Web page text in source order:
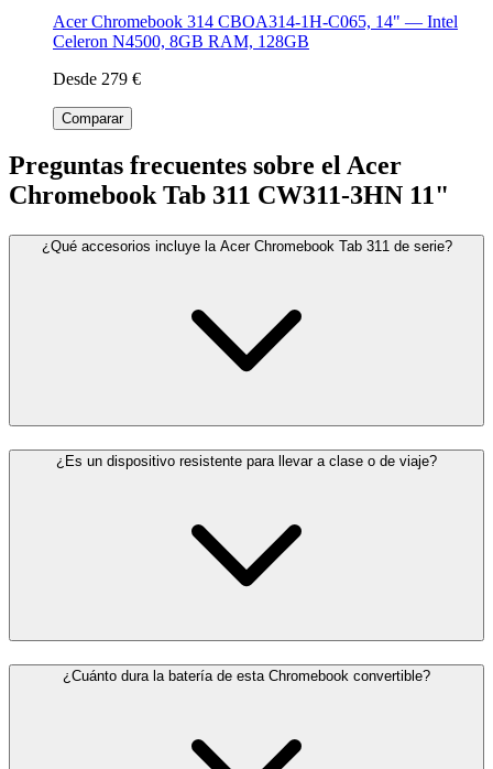
Acer Chromebook 314 CBOA314-1H-C065, 14" — Intel
Celeron N4500, 8GB RAM, 128GB
Desde 279 €
Comparar
Preguntas frecuentes sobre el Acer
Chromebook Tab 311 CW311-3HN 11"
¿Qué accesorios incluye la Acer Chromebook Tab 311 de serie?
¿Es un dispositivo resistente para llevar a clase o de viaje?
¿Cuánto dura la batería de esta Chromebook convertible?